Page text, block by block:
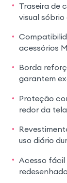
Traseira de
visual
acessórios
Borda
garantem
Proteção
redor da
uso diário
Acesso fácil